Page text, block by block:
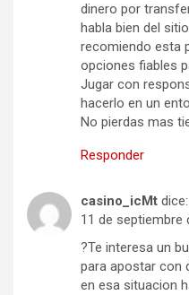
dinero por
habla bien del
recomiendo esta
opciones fiables
Jugar con
hacerlo en un
No pierdas mas
Responder
casino_icMt dice:
11 de septiembre
?Te interesa un
para apostar con
en esa situacion